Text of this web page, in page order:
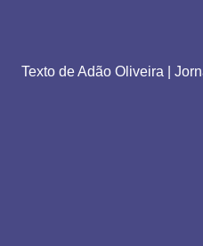
Texto de Adão Oliveira |